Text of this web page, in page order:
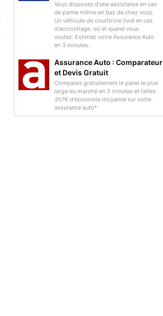
Vous disposez d'une assistance en cas
de panne même en bas de chez vous.
Un véhicule de courtoisie livré en cas
d'accrochage, où et quand vous
voulez. Estimez votre Assurance Auto
en 3 minutes.
Assurance Auto : Comparateur
et Devis Gratuit
Comparez gratuitement le panel le plus
large du marché en 3 minutes et faites
357€ d'économie moyenne sur votre
assurance auto*